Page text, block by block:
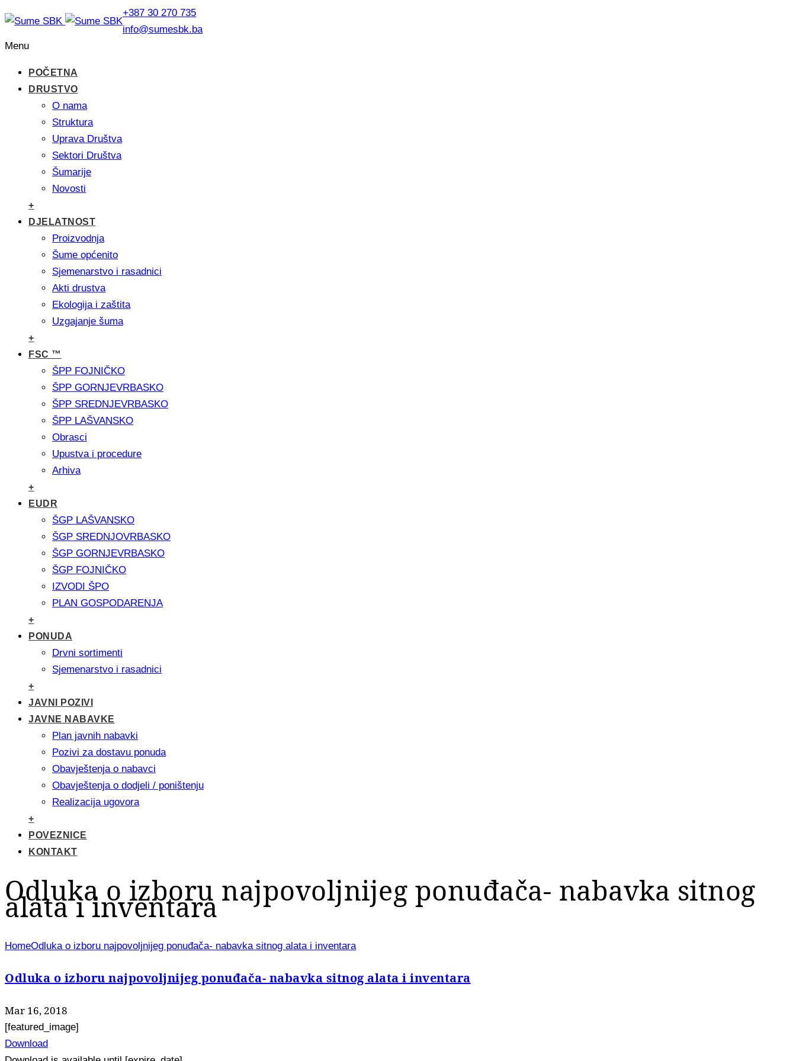
+387 30 270 735
info@sumesbk.ba
Menu
POČETNA
DRUSTVO
O nama
Struktura
Uprava Društva
Sektori Društva
Šumarije
Novosti
+
DJELATNOST
Proizvodnja
Šume općenito
Sjemenarstvo i rasadnici
Akti drustva
Ekologija i zaštita
Uzgajanje šuma
+
FSC ™
ŠPP FOJNIČKO
ŠPP GORNJEVRBASKO
ŠPP SREDNJEVRBASKO
ŠPP LAŠVANSKO
Obrasci
Upustva i procedure
Arhiva
+
EUDR
ŠGP LAŠVANSKO
ŠGP SREDNJOVRBASKO
ŠGP GORNJEVRBASKO
ŠGP FOJNIČKO
IZVODI ŠPO
PLAN GOSPODARENJA
+
PONUDA
Drvni sortimenti
Sjemenarstvo i rasadnici
+
JAVNI POZIVI
JAVNE NABAVKE
Plan javnih nabavki
Pozivi za dostavu ponuda
Obavještenja o nabavci
Obavještenja o dodjeli / poništenju
Realizacija ugovora
+
POVEZNICE
KONTAKT
Odluka o izboru najpovoljnijeg ponuđača- nabavka sitnog
alata i inventara
HomeOdluka o izboru najpovoljnijeg ponuđača- nabavka sitnog alata i inventara
Odluka o izboru najpovoljnijeg ponuđača- nabavka sitnog alata i inventara
Mar 16, 2018
[featured_image]
Download